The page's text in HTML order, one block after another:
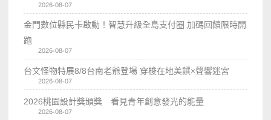
2026-08-07
金門數位縣民卡啟動！智慧升級全島支付圈 加碼回饋限時開
跑
2026-08-07
台文怪物特展8/8台南老爺登場 穿梭在地美饌×聲響迷宮
2026-08-07
2026桃園設計獎頒獎 看見青年創意發光的能量
2026-08-07